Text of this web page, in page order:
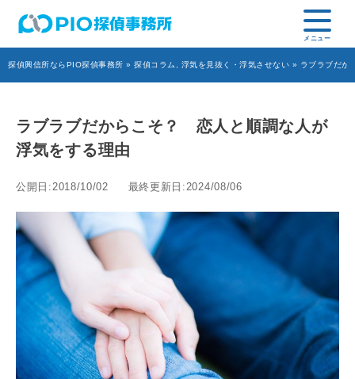
探偵興信所ならPIO探偵事務所 » 探偵コラム 浮気を見抜く・浮気させない » ラブラブだか
ラブラブだからこそ？ 恋人と順調な人が
浮気をする理由
公開日:2018/10/02 最終更新日:2024/08/06